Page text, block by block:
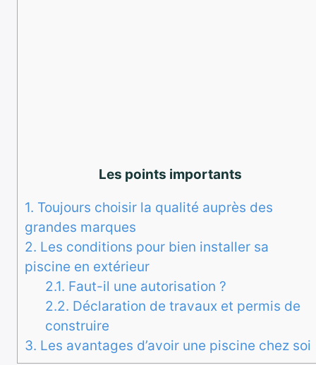
Les points importants
1. Toujours choisir la qualité auprès des
grandes marques
2. Les conditions pour bien installer sa
piscine en extérieur
2.1. Faut-il une autorisation ?
2.2. Déclaration de travaux et permis de
construire
3. Les avantages d’avoir une piscine chez soi